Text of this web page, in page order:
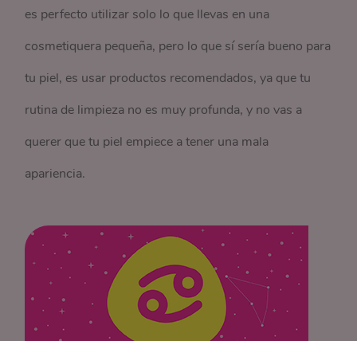
es perfecto utilizar solo lo que llevas en una
cosmetiquera pequeña, pero lo que sí sería bueno para
tu piel, es usar productos recomendados, ya que tu
rutina de limpieza no es muy profunda, y no vas a
querer que tu piel empiece a tener una mala
apariencia.